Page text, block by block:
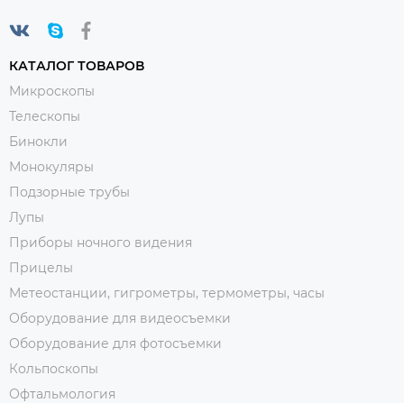
КАТАЛОГ ТОВАРОВ
Микроскопы
Телескопы
Бинокли
Монокуляры
Подзорные трубы
Лупы
Приборы ночного видения
Прицелы
Метеостанции, гигрометры, термометры, часы
Оборудование для видеосъемки
Оборудование для фотосъемки
Кольпоскопы
Офтальмология